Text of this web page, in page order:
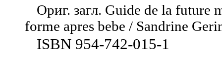
Ориг. загл. Guide de la future
forme apres bebe / Sandrine
ISBN 954-742-015-1